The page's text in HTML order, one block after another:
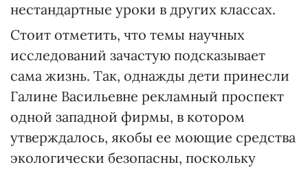
нестандартные уроки в других классах.
Стоит отметить, что темы научных
исследований зачастую подсказывает
сама жизнь. Так, однажды дети принесли
Галине Васильевне рекламный проспект
одной западной фирмы, в котором
утверждалось, якобы ее моющие средства
экологически безопасны, поскольку